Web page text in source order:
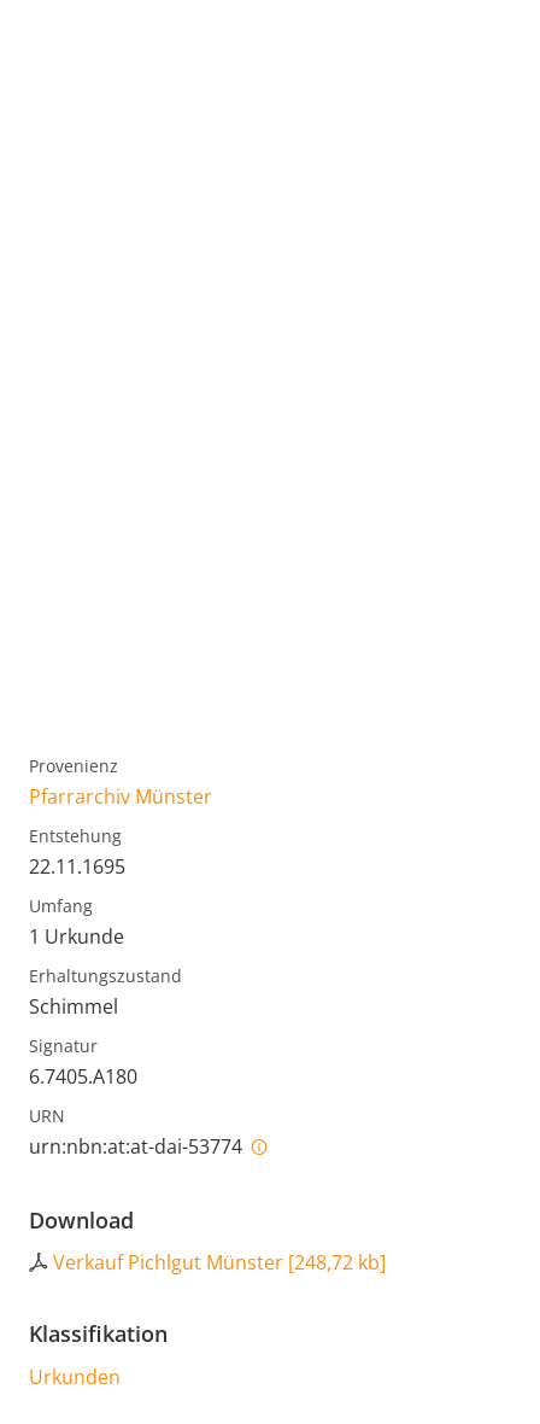
Provenienz
Pfarrarchiv Münster
Entstehung
22.11.1695
Umfang
1 Urkunde
Erhaltungszustand
Schimmel
Signatur
6.7405.A180
URN
urn:nbn:at:at-dai-53774
Download
Verkauf Pichlgut Münster [248,72 kb]
Klassifikation
Urkunden